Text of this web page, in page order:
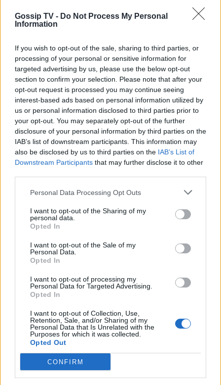
Gossip TV - Do Not Process My Personal
Information
If you wish to opt-out of the sale, sharing to third parties, or
processing of your personal or sensitive information for
targeted advertising by us, please use the below opt-out
section to confirm your selection. Please note that after your
opt-out request is processed you may continue seeing
interest-based ads based on personal information utilized by
us or personal information disclosed to third parties prior to
your opt-out. You may separately opt-out of the further
disclosure of your personal information by third parties on the
IAB’s list of downstream participants. This information may
also be disclosed by us to third parties on the IAB’s List of
Downstream Participants that may further disclose it to other
Personal Data Processing Opt Outs
I want to opt-out of the Sharing of my
personal data.
Opted In
I want to opt-out of the Sale of my
Personal Data.
Opted In
I want to opt-out of processing my
Personal Data for Targeted Advertising.
Opted In
I want to opt-out of Collection, Use,
Retention, Sale, and/or Sharing of my
Personal Data that Is Unrelated with the
Purposes for which it was collected.
Opted Out
CONFIRM
SHOWBIZ
SHOWBIZ
Κατερίνα Καινούργιου: Ένα τρυφερό
μήνυμα από την Πάρο
έρωτα της ζωής της, τον γιο της
SHOWBIZ
Δούκισσα Νομικού:Οικογενειακές
διακοπές από τη Μύκονο στον
Πολυνησίας
SHOWBIZ
Άννα Ζηρδέλη - Άρθουρ
Παπαδόπουλος: Eπέλεξαν τη μακρινή
Αυστραλία για να περάσουν τις
διακοπές τους
Σέρρες: «Δεν ήταν μόνο η ταχύτητα» – Η ανάλυση
πραγματογνώμονα για το σφοδρό δυστύχημα
Οι παικταράδες που δεν έγιναν ποτέ οι θρύλοι που
περιμέναμε